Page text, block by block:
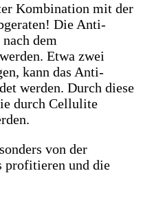
Kombination mit der
Die Anti-
dem
Etwa zwei
kann das Anti-
werden. Durch diese
durch Cellulite
von der
profitieren und die